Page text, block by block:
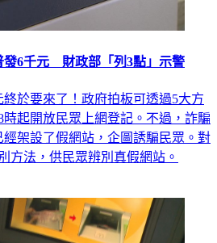
發6千元 財政部「列3點」示警
終於要來了！政府拍板可透過5大方
起開放民眾上網登記。不過，詐騙
架設了假網站，企圖誘騙民眾。對
方法，供民眾辨別真假網站。